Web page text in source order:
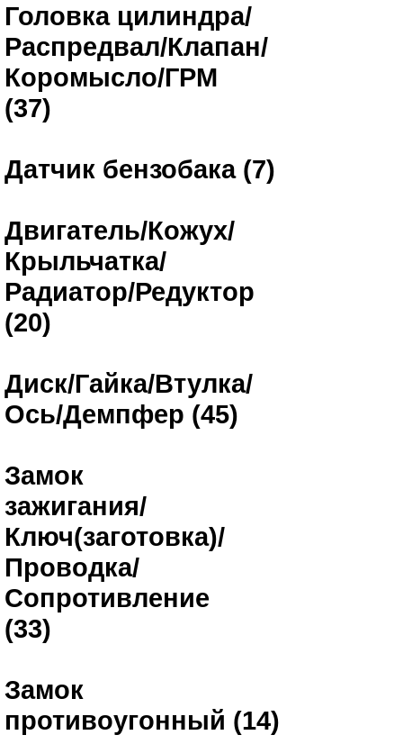
Головка цилиндра/
Распредвал/Клапан/
Коромысло/ГРМ
(37)
Датчик бензобака (7)
Двигатель/Кожух/
Крыльчатка/
Радиатор/Редуктор
(20)
Диск/Гайка/Втулка/
Ось/Демпфер (45)
Замок
зажигания/
Ключ(заготовка)/
Проводка/
Сопротивление
(33)
Замок
противоугонный (14)